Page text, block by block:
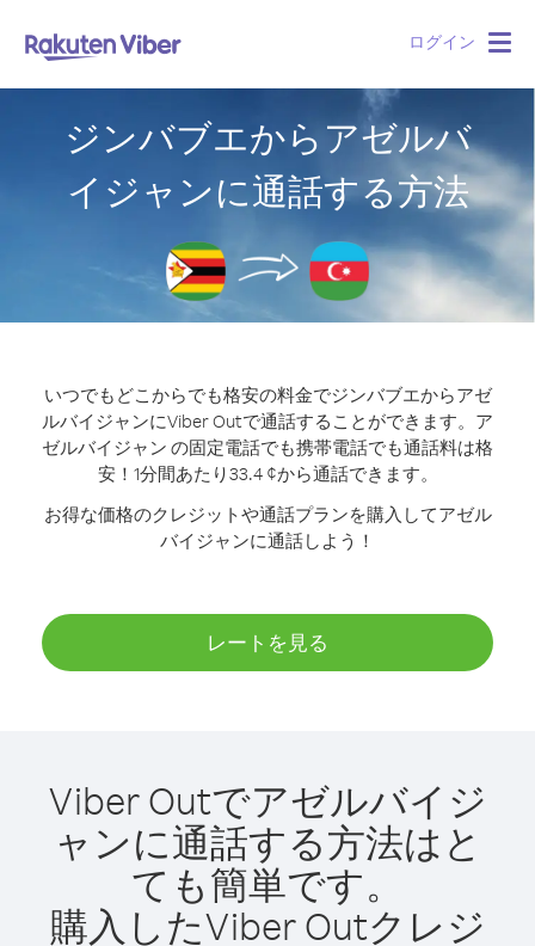
ログイン
ジンバブエからアゼルバ
イジャンに通話する方法
いつでもどこからでも格安の料金でジンバブエからアゼ
ルバイジャンにViber Outで通話することができます。 ア
ゼルバイジャン の固定電話でも携帯電話でも通話料は格
安！1分間あたり33.4 ¢から通話できます。
お得な価格のクレジットや通話プランを購入してアゼル
バイジャンに通話しよう！
レートを見る
Viber Outでアゼルバイジ
ャンに通話する方法はと
ても簡単です。
購入したViber Outクレジ